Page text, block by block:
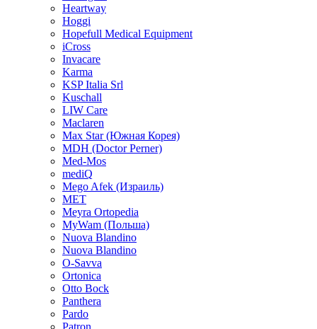
Heartway
Hoggi
Hopefull Medical Equipment
iCross
Invacare
Karma
KSP Italia Srl
Kuschall
LIW Care
Maclaren
Max Star (Южная Корея)
MDH (Doctor Perner)
Med-Mos
mediQ
Mego Afek (Израиль)
MET
Meyra Ortopedia
MyWam (Польша)
Nuova Blandino
Nuova Blandino
O-Savva
Ortonica
Otto Bock
Panthera
Pardo
Patron